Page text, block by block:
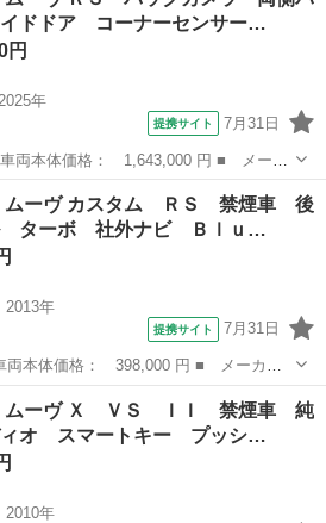
イドドア コーナーセンサー…
円
年
提携サイト 7月31日
： ムーヴ ■ グレード名： ＲＳ バ
ドドア コーナーセンサー 衝突回避
ムーヴ カスタム ＲＳ 禁煙車 後
ターボ 社外ナビ Ｂｌｕ…
2013年
提携サイト 7月31日
ムーヴ ■ グレード名： カスタム
ーボ 社外ナビ Ｂｌｕｅｔｏｏｔｈ
ムーヴ Ｘ ＶＳ ＩＩ 禁煙車 純
ィオ スマートキー プッシ…
2010年